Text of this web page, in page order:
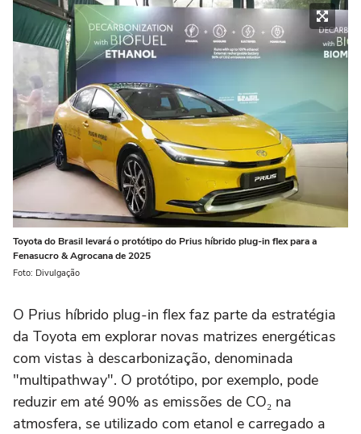
Toyota do Brasil levará o protótipo do Prius híbrido plug-in flex para a
Fenasucro & Agrocana de 2025
Foto: Divulgação
O Prius híbrido plug-in flex faz parte da estratégia
da Toyota em explorar novas matrizes energéticas
com vistas à descarbonização, denominada
"multipathway". O protótipo, por exemplo, pode
reduzir em até 90% as emissões de CO₂ na
atmosfera, se utilizado com etanol e carregado a